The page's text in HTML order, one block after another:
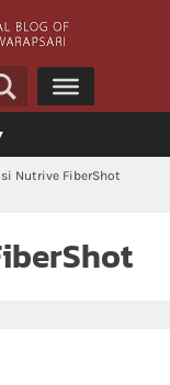
Nutrive FiberShot